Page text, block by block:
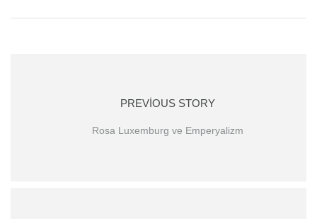
PREVIOUS STORY
Rosa Luxemburg ve Emperyalizm